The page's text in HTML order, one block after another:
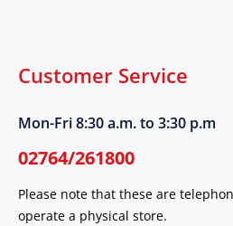
Customer Service
Mon-Fri 8:30 a.m. to 3:30 p.m
02764/261800
Please note that these are
operate a physical store.